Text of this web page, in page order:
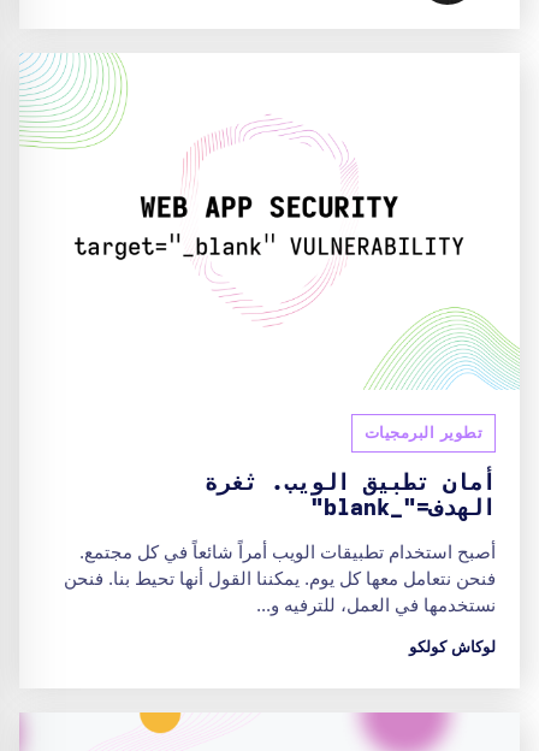
تطوير البرمجيات
أمان تطبيق الويب. ثغرة
الهدف="_blank"
أصبح استخدام تطبيقات الويب أمراً شائعاً في كل مجتمع.
فنحن نتعامل معها كل يوم. يمكننا القول أنها تحيط بنا. فنحن
نستخدمها في العمل، للترفيه و...
لوكاش كولكو